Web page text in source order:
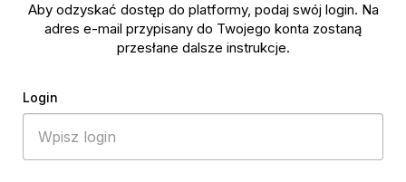
Aby odzyskać dostęp do platformy, podaj swój login. Na
adres e-mail przypisany do Twojego konta zostaną
przesłane dalsze instrukcje.
Login